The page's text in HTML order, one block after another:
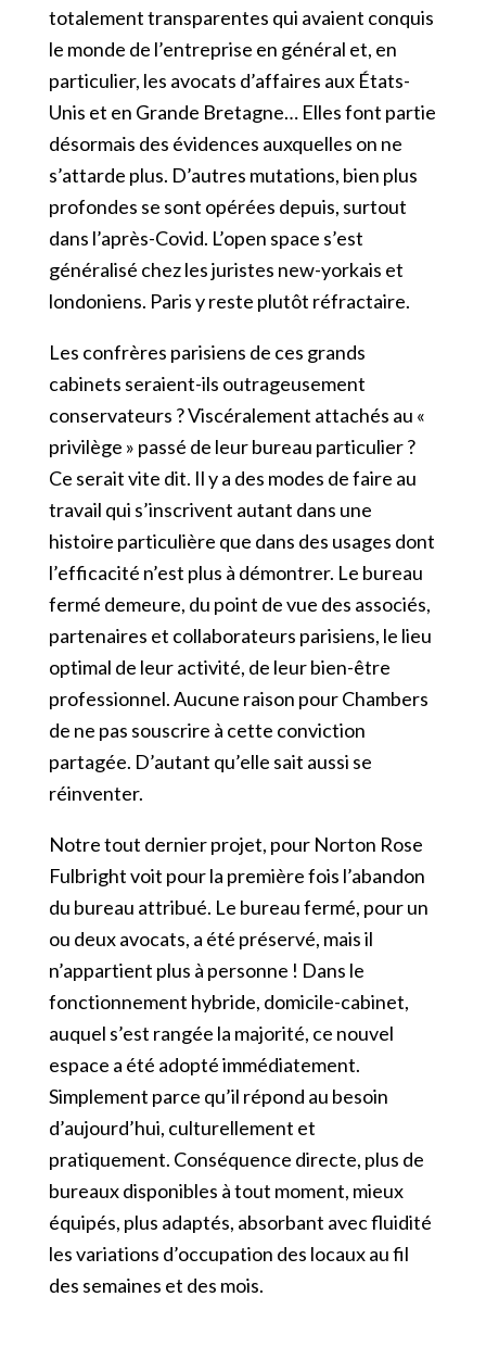
totalement transparentes qui avaient conquis
le monde de l’entreprise en général et, en
particulier, les avocats d’affaires aux États-
Unis et en Grande Bretagne… Elles font partie
désormais des évidences auxquelles on ne
s’attarde plus. D’autres mutations, bien plus
profondes se sont opérées depuis, surtout
dans l’après-Covid. L’open space s’est
généralisé chez les juristes new-yorkais et
londoniens. Paris y reste plutôt réfractaire.
Les confrères parisiens de ces grands
cabinets seraient-ils outrageusement
conservateurs ? Viscéralement attachés au «
privilège » passé de leur bureau particulier ?
Ce serait vite dit. Il y a des modes de faire au
travail qui s’inscrivent autant dans une
histoire particulière que dans des usages dont
l’efficacité n’est plus à démontrer. Le bureau
fermé demeure, du point de vue des associés,
partenaires et collaborateurs parisiens, le lieu
optimal de leur activité, de leur bien-être
professionnel. Aucune raison pour Chambers
de ne pas souscrire à cette conviction
partagée. D’autant qu’elle sait aussi se
réinventer.
Notre tout dernier projet, pour Norton Rose
Fulbright voit pour la première fois l’abandon
du bureau attribué. Le bureau fermé, pour un
ou deux avocats, a été préservé, mais il
n’appartient plus à personne ! Dans le
fonctionnement hybride, domicile-cabinet,
auquel s’est rangée la majorité, ce nouvel
espace a été adopté immédiatement.
Simplement parce qu’il répond au besoin
d’aujourd’hui, culturellement et
pratiquement. Conséquence directe, plus de
bureaux disponibles à tout moment, mieux
équipés, plus adaptés, absorbant avec fluidité
les variations d’occupation des locaux au fil
des semaines et des mois.